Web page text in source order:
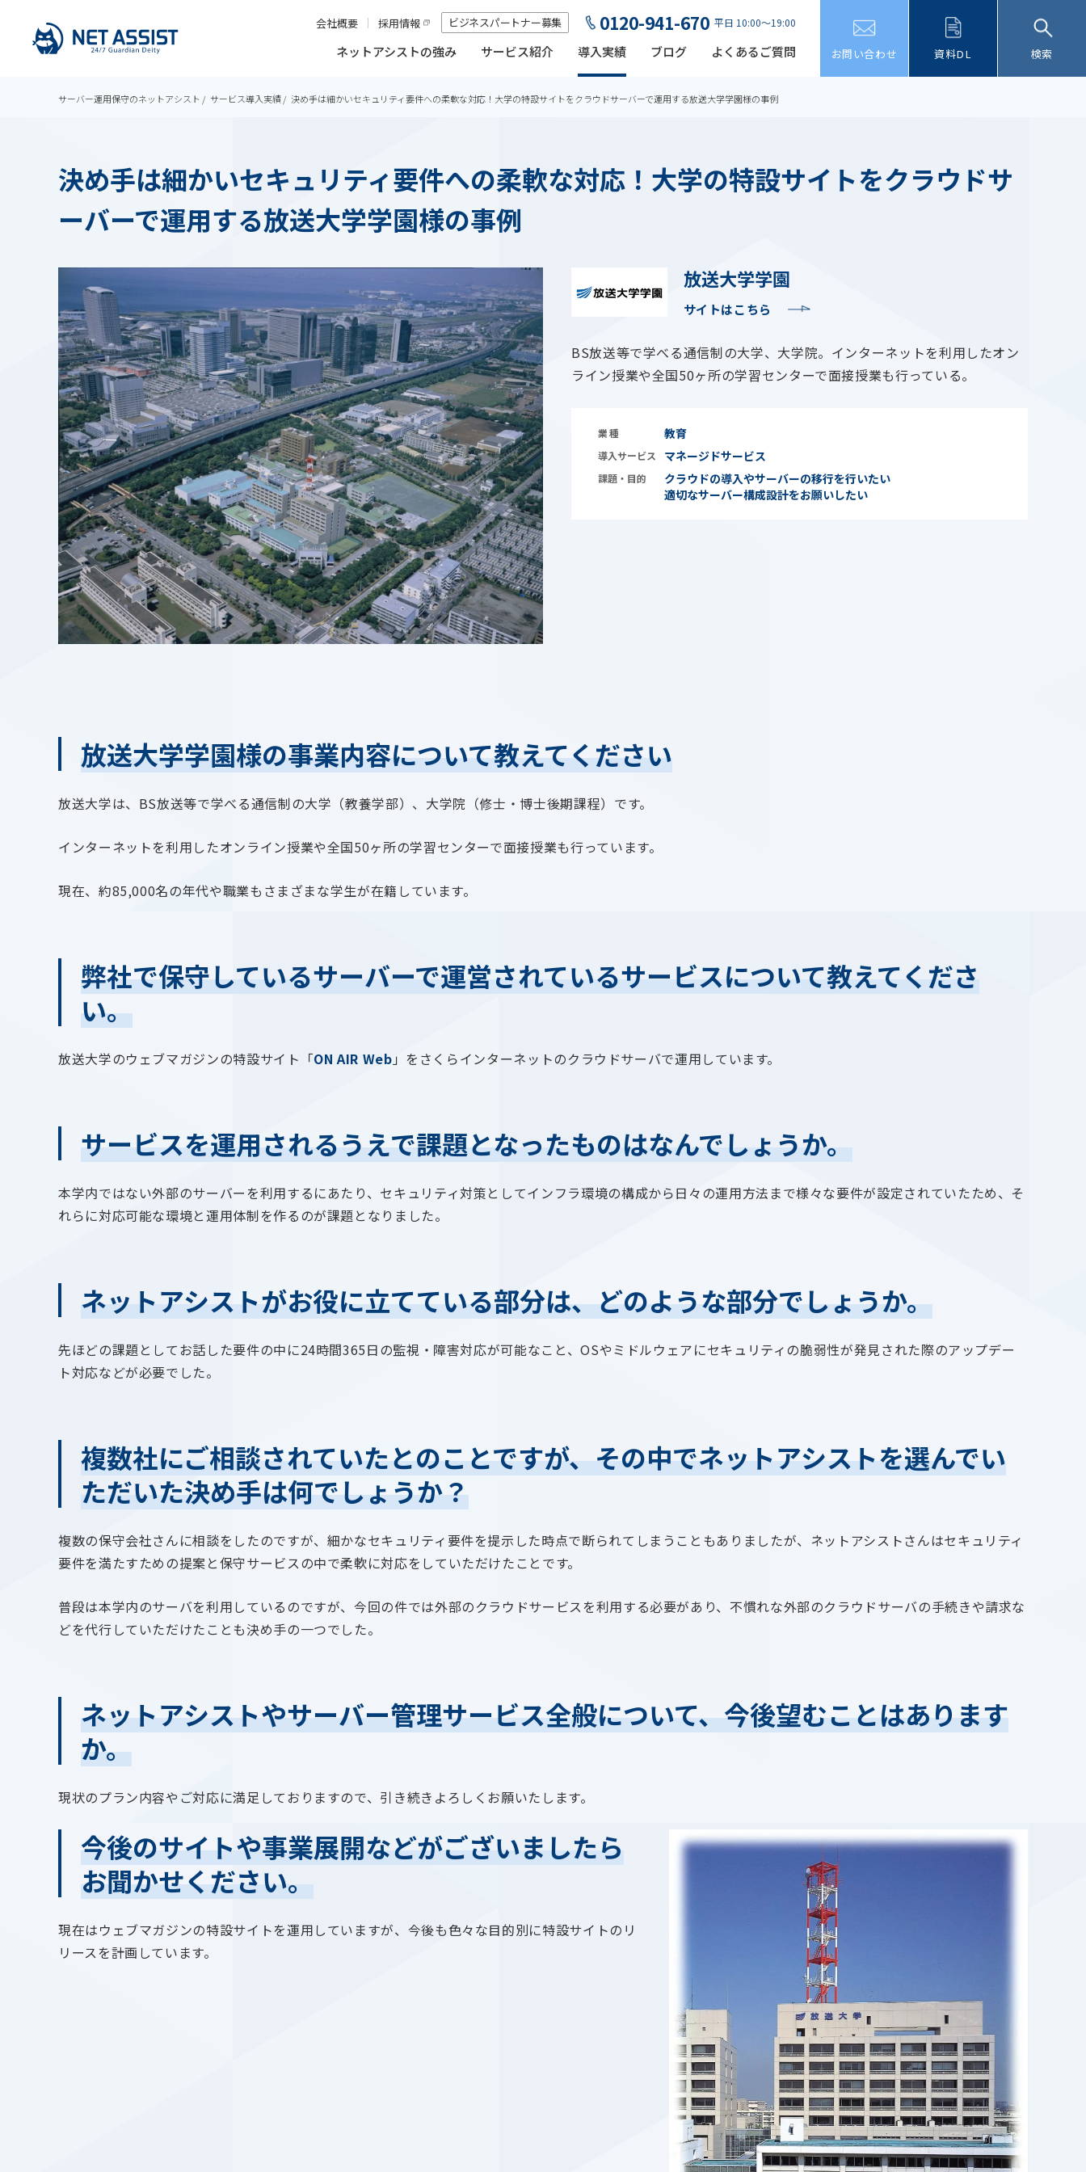
ネットアシストの強み サービス紹介 導入実績 ブログ よくあるご質問
会社概要 採用情報 ビジネスパートナー募集 0120-941-670 平日 10:00～19:00
お問い合わせ 資料DL 検索
サーバー運用保守のネットアシスト サービス導入実績 決め手は細かいセキュリティ要件への柔軟な対応！大学の特設サイトをクラウドサーバーで運用する放送大学学園様の事例
決め手は細かいセキュリティ要件への柔軟な対応！大学の特設サイトをクラウドサ
ーバーで運用する放送大学学園様の事例
放送大学学園
サイトはこちら
BS放送等で学べる通信制の大学、大学院。インターネットを利用したオン
ライン授業や全国50ヶ所の学習センターで面接授業も行っている。
業種 教育
導入サービス マネージドサービス
課題・目的
クラウドの導入やサーバーの移行を行いたい
適切なサーバー構成設計をお願いしたい
放送大学学園様の事業内容について教えてください
放送大学は、BS放送等で学べる通信制の大学（教養学部）、大学院（修士・博士後期課程）です。
インターネットを利用したオンライン授業や全国50ヶ所の学習センターで面接授業も行っています。
現在、約85,000名の年代や職業もさまざまな学生が在籍しています。
弊社で保守しているサーバーで運営されているサービスについて教えてくださ
い。
放送大学のウェブマガジンの特設サイト「ON AIR Web 」をさくらインターネットのクラウドサーバで運用しています。
サービスを運用されるうえで課題となったものはなんでしょうか。
本学内ではない外部のサーバーを利用するにあたり、セキュリティ対策としてインフラ環境の構成から日々の運用方法まで様々な要件が設定されていたため、そ
れらに対応可能な環境と運用体制を作るのが課題となりました。
ネットアシストがお役に立てている部分は、どのような部分でしょうか。
先ほどの課題としてお話した要件の中に24時間365日の監視・障害対応が可能なこと、OSやミドルウェアにセキュリティの脆弱性が発見された際のアップデー
ト対応などが必要でした。
複数社にご相談されていたとのことですが、その中でネットアシストを選んでい
ただいた決め手は何でしょうか？
複数の保守会社さんに相談をしたのですが、細かなセキュリティ要件を提示した時点で断られてしまうこともありましたが、ネットアシストさんはセキュリティ
要件を満たすための提案と保守サービスの中で柔軟に対応をしていただけたことです。
普段は本学内のサーバを利用しているのですが、今回の件では外部のクラウドサービスを利用する必要があり、不慣れな外部のクラウドサーバの手続きや請求な
どを代行していただけたことも決め手の一つでした。
ネットアシストやサーバー管理サービス全般について、今後望むことはあります
か。
現状のプラン内容やご対応に満足しておりますので、引き続きよろしくお願いたします。
今後のサイトや事業展開などがございましたら
お聞かせください。
現在はウェブマガジンの特設サイトを運用していますが、今後も色々な目的別に特設サイトのリ
リースを計画しています。